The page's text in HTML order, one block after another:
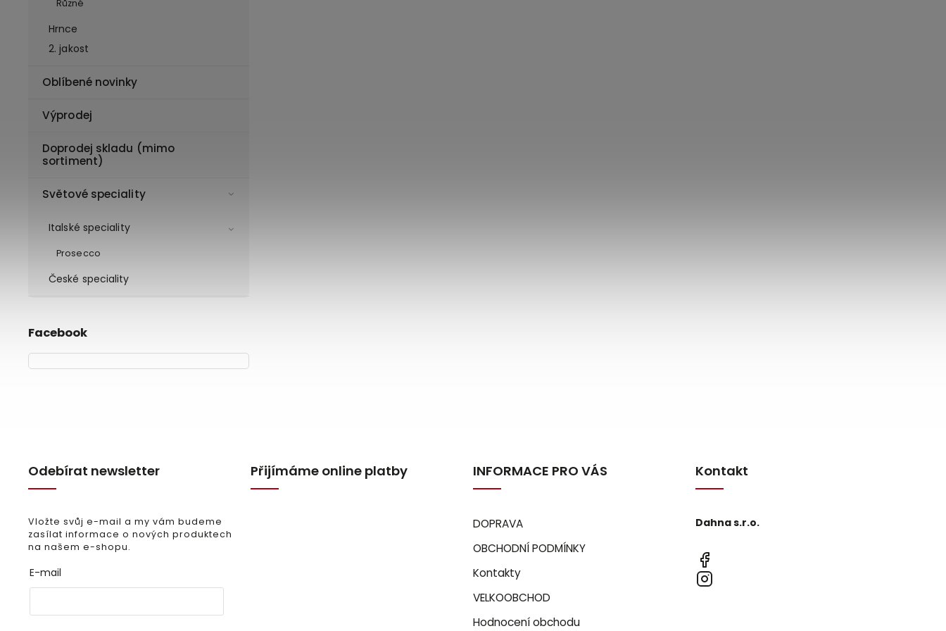
Různé
Hrnce
2. jakost
Oblíbené novinky
Výprodej
Doprodej skladu (mimo
sortiment)
Světové speciality
Italské speciality
Prosecco
České speciality
Facebook
Odebírat newsletter
Vložte svůj e-mail a my vám budeme
zasílat informace o nových produktech
na našem e-shopu.
E-mail
Přijímáme online platby INFORMACE PRO VÁS
DOPRAVA
OBCHODNÍ PODMÍNKY
Kontakty
VELKOOBCHOD
Hodnocení obchodu
Kontakt
Dahna s.r.o.